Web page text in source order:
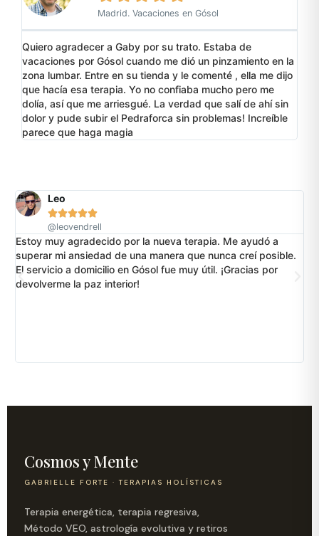
Madrid. Vacaciones en Gósol
Quiero agradecer a Gaby por su trato. Estaba de
vacaciones por Gósol cuando me dió un pinzamiento en la
zona lumbar. Entre en su tienda y le comenté , ella me dijo
que hacía esa terapia. Yo no confiaba mucho pero me
dolía, así que me arriesgué. La verdad que salí de ahí sin
dolor y pude subir el Pedraforca sin problemas! Increíble
parece que haga magia
Leo

@leovendrell
Estoy muy agradecido por la nueva terapia. Me ayudó a
superar mi ansiedad de una manera que nunca creí posible.
El servicio a domicilio en Gósol fue muy útil. ¡Gracias por
devolverme la paz interior!
Cosmos y Mente
GABRIELLE FORTE · TERAPIAS HOLÍSTICAS
Terapia energética, terapia regresiva,
Método VEO, astrología evolutiva y retiros